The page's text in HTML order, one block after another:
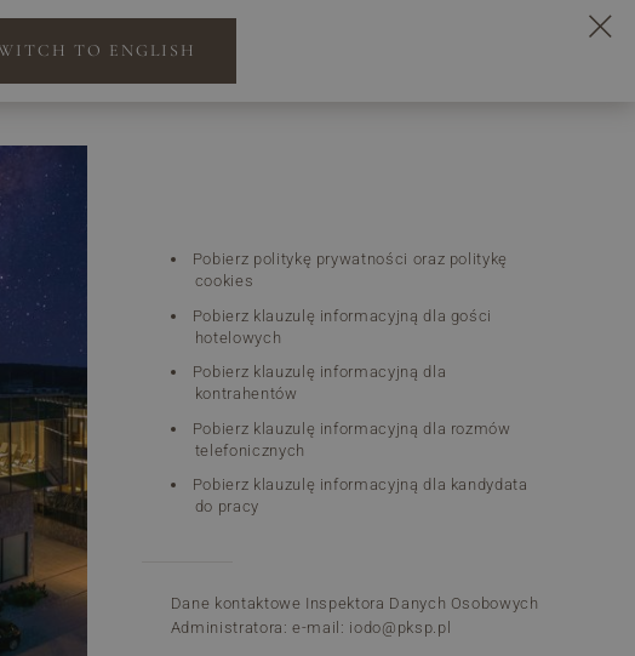
Pobierz politykę prywatności oraz politykę
cookies
Pobierz klauzulę informacyjną dla gości
hotelowych
Pobierz klauzulę informacyjną dla
kontrahentów
Pobierz klauzulę informacyjną dla rozmów
telefonicznych
Pobierz klauzulę informacyjną dla kandydata
do pracy
Dane kontaktowe Inspektora Danych Osobowych
Administratora: e-mail: iodo@pksp.pl
TO ENGLISH